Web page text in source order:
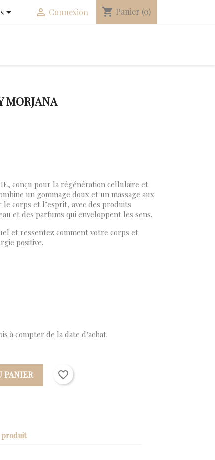
  Connexion shopping_cart Panier (0)
MORJANA
conçu pour la régénération cellulaire et
un gommage doux et un massage aux
corps et l’esprit, avec des produits
et des parfums qui enveloppent les sens.
et ressentez comment votre corps et
positive.
à compter de la date d’achat.
PANIER favorite_border
produit